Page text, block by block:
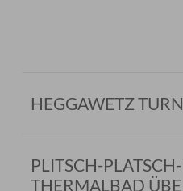
HEGGAWETZ
PLITSCH-
THERMALBAD